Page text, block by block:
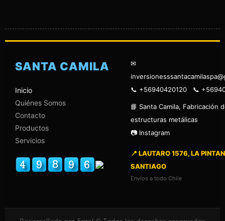
SANTA CAMILA
Inicio
Quiénes Somos
Contacto
Productos
Servicios
✉
📞 +56940420120 📞
📘 Santa Camila, Fabricación
estructuras metálicas
📷 Instagram
📍 LAUTARO 1576, LA
SANTIAGO
Envíos a todo Chile